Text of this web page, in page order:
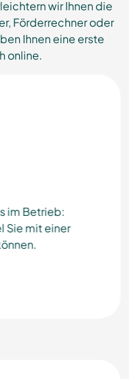
wir Ihnen die
Förderrechner oder
Ihnen eine erste
online.
im Betrieb:
Sie mit einer